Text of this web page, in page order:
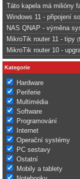
Táto kapela má milióny
Windows 11 - připojení
NAS QNAP - výměna
MikroTik router 11 - tipy (
MikroTik router 10 -
Kategorie
Hardware
Periferie
Multimédia
Software
Programování
Internet
Operační systémy
PC sestavy
Ostatní
Mobily a tablety